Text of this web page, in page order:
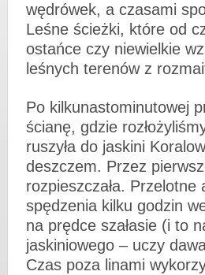
wędrówek, a czasami
Leśne ścieżki, które od
ostańce czy niewielkie
leśnych terenów z
Po kilkunastominutowej
ścianę, gdzie
ruszyła do jaskini
deszczem. Przez
rozpieszczała.
spędzenia kilku godzin
na prędce szałasie (i to
jaskiniowego – uczy
Czas poza linami